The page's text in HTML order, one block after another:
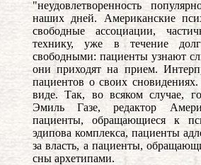
"неудовлетворенность
наших дней. Американские
свободные ассоциации,
технику, уже в течение
свободными: пациенты узнают
они приходят на прием.
пациентов о своих
виде. Так, во всяком случае,
Эмиль Газе, редактор
пациенты, обращающиеся к
эдипова комплекса, пациенты
за власть, а пациенты,
сны архетипами.